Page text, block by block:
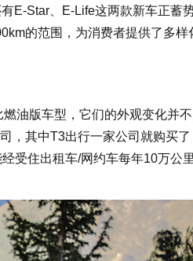
E-Star、E-Life这两款新车正蓄
的范围，为消费者提供了多样
版车型，它们的外观变化并不
，其中T3出行一家公司就购买了
受住出租车/网约车每年10万公